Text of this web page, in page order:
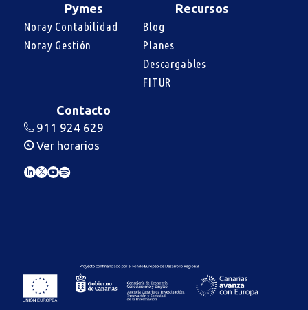
Pymes
Noray Contabilidad
Noray Gestión
Recursos
Blog
Planes
Descargables
FITUR
Contacto
Ver horarios
911 924 629